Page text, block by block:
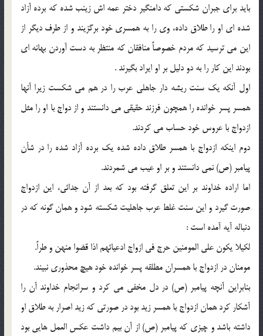
بايد براي جبران شكستي كه دامنگير دختر عمه اش زينب شده كه برده آزاد
شده اي او را طلاق داده، وي را به همسري خود برگزيند و از طرف ديگر از
اين مي ترسيد كه مردم خصوصاً منافقان كه منتظر به دست آوردن بهانه اي
بودند اين كار را به دو دليل بر او ايراد بگيرند .
اول آنكه يك سنت ريشه دار جاهلي عرب را در هم مي شكست زيرا آنها
همسر پسر خوانده را همچون فرزند حقيقي مي دانستند و از دواج با او را مثل
ازدواج با عروس خود حساب مي كردند.
دوم اينكه ازدواج با همسر طلاق داده شده يك برده آزاد شده را در شأن
پيامبر (ص) نمي دانستند و بر او عيب مي شمردند.
اما اراده خداوند بر اين تعلق گرفته بود كه بعد از آن جدائي، اين ازدواج
صورت گيرد و اين سنت غلط عرب جاهليت شكسته شود و همان گونه كه در
دنباله آيه آمده است :
لكيلا يكون علي المومنين حرج في ازواج ادعيائهم اذا قضوا منهن و طراً.
مومنان در ازدواج با همسران مطلقه پسر خوانده خود هيچ محذوري نبيند.
بنابراين آنچه پيامبر (ص) در دل مخفي مي كرد و سرانجام خداوند آن را
آشكار كرد همان ازدواج با همسر زيد بود در صورتي كه زيد اصرار به طلاق او
داشته باشد و چيزي كه پيامبر (ص) از آن بيم داشت عكس العمل هايي بود